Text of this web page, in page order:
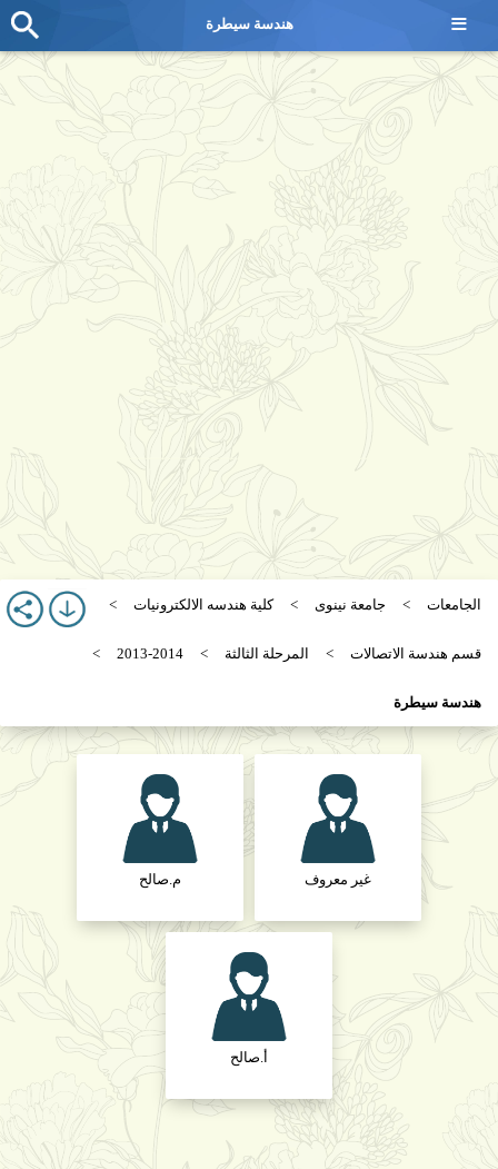
الجامعات جامعة نينوى كلية هندسه الالكترونيات
قسم هندسة الاتصالات المرحلة الثالثة 2013-2014
هندسة سيطرة
غير معروف م.صالح
أ.صالح
≡ هندسة سيطرة